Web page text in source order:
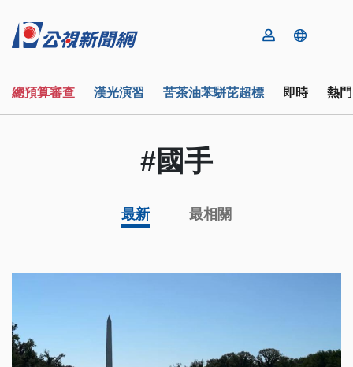
總預算審查 漢光演習 苦茶油苯駢芘超標 即時 熱
#國手
最新 最相關